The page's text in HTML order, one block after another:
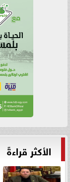
الأكثر قراءةً